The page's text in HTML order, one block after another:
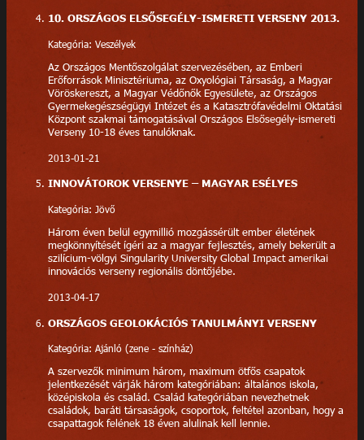
10. ORSZÁGOS ELSŐSEGÉLY-ISMERETI VERSENY 2013.
Kategória: Veszélyek
Az Országos Mentőszolgálat szervezésében, az Emberi
Erőforrások Minisztériuma, az Oxyológiai Társaság, a Magyar
Vöröskereszt, a Magyar Védőnők Egyesülete, az Országos
Gyermekegészségügyi Intézet és a Katasztrófavédelmi Oktatási
Központ szakmai támogatásával Országos Elsősegély-ismereti
Verseny 10-18 éves tanulóknak.
2013-01-21
INNOVÁTOROK VERSENYE – MAGYAR ESÉLYES
Kategória: Jövő
Három éven belül egymillió mozgássérült ember életének
megkönnyítését ígéri az a magyar fejlesztés, amely bekerült a
szilícium-völgyi Singularity University Global Impact amerikai
innovációs verseny regionális döntőjébe.
2013-04-17
ORSZÁGOS GEOLOKÁCIÓS TANULMÁNYI VERSENY
Kategória: Ajánló (zene - színház)
A szervezők minimum három, maximum ötfős csapatok
jelentkezését várják három kategóriában: általános iskola,
középiskola és család. Család kategóriában nevezhetnek
családok, baráti társaságok, csoportok, feltétel azonban, hogy a
csapattagok felének 18 éven alulinak kell lennie.